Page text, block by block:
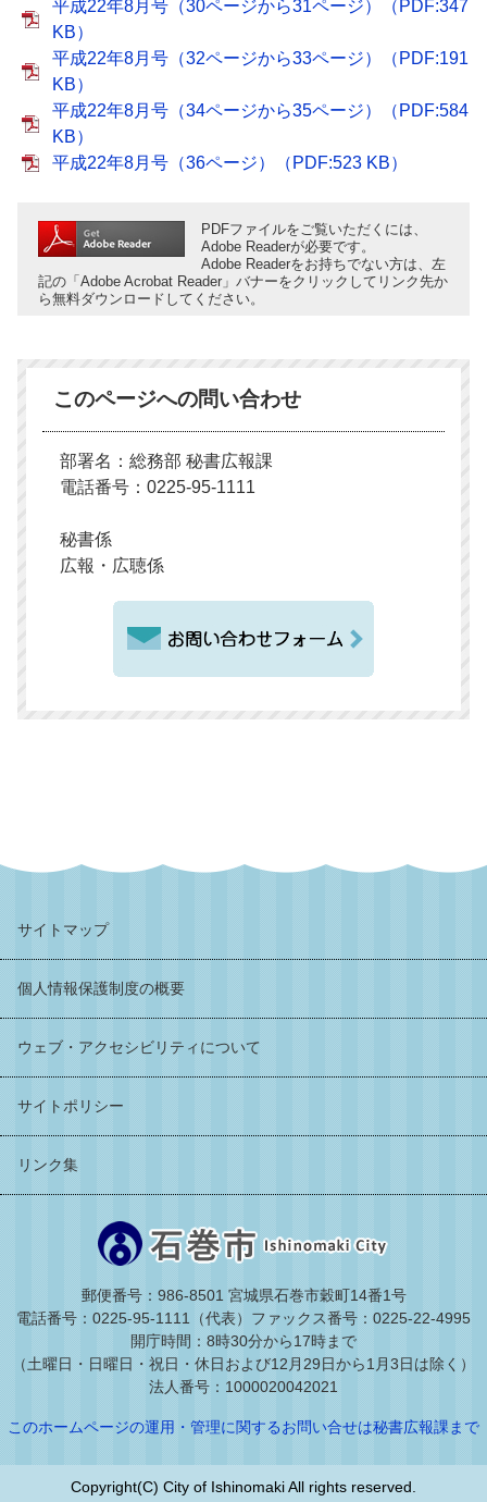
平成22年8月号（30ページから31ページ）（PDF:347
KB）
平成22年8月号（32ページから33ページ）（PDF:191
KB）
平成22年8月号（34ページから35ページ）（PDF:584
KB）
平成22年8月号（36ページ）（PDF:523 KB）
PDFファイルをご覧いただくには、
Adobe Readerが必要です。
Adobe Readerをお持ちでない方は、左
記の「Adobe Acrobat Reader」バナーをクリックしてリンク先か
ら無料ダウンロードしてください。
このページへの問い合わせ
部署名：総務部 秘書広報課
電話番号：0225-95-1111
秘書係
広報・広聴係
サイトマップ
個人情報保護制度の概要
ウェブ・アクセシビリティについて
サイトポリシー
リンク集
郵便番号：986-8501 宮城県石巻市穀町14番1号
電話番号：0225-95-1111（代表） ファックス番号：0225-22-4995
開庁時間：8時30分から17時まで
（土曜日・日曜日・祝日・休日および12月29日から1月3日は除く）
法人番号：1000020042021
このホームページの運用・管理に関するお問い合せは秘書広報課まで
Copyright(C) City of Ishinomaki All rights reserved.